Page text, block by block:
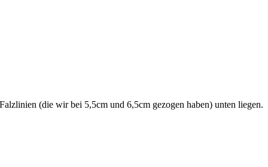
(die wir bei 5,5cm und 6,5cm gezogen haben) unten liegen.